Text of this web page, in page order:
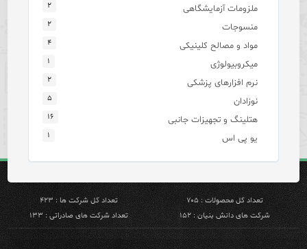
ملزومات آزمایشگاهی ۲
منسوجات ۲
مواد و مصالح کلینیکی ۴
میکروبیولوژی ۱
نرم افزارهای پزشکی ۲
نوزادان ۵
هتلینگ و تجهیزات جانبی ۱۶
یو پی اس ۱
تعداد کل محصولات : ۷۰۵
تعداد کل شرکت ها : ۴۲۳
شرکت های دانش بنیان : ۱۵۲
تعداد شرکت های صادراتی : ۱۳۳